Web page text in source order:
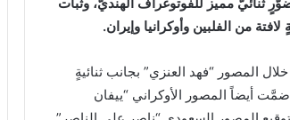
من الفلبين وأوكرانيا وإيران.
المصور “فهد العنزي” بجانب ثنائيةٍ
أيضاً المصور الأوكراني “ييفان